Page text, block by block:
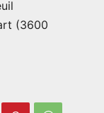
(3600